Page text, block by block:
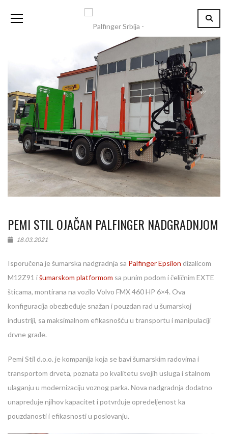
PEMI STIL OJAČAN PALFINGER NADGRADNJOM
18.03.2021
Isporučena je šumarska nadgradnja sa Palfinger Epsilon dizalicom
M12Z91 išumarskom platformom sa punim podom i čeličnim EXTE
šticama, montirana na vozilo Volvo FMX 460 HP 6×4. Ova
konfiguracija obezbeđuje snažan i pouzdan rad u šumarskoj
industriji, sa maksimalnom efikasnošću u transportu i manipulaciji
drvne građe.
Pemi Stil d.o.o. je kompanija koja se bavi šumarskim radovima i
transportom drveta, poznata po kvalitetu svojih usluga i stalnom
ulaganju u modernizaciju voznog parka. Nova nadgradnja dodatno
unapređuje njihov kapacitet i potvrđuje opredeljenost ka
pouzdanosti i efikasnosti u poslovanju.